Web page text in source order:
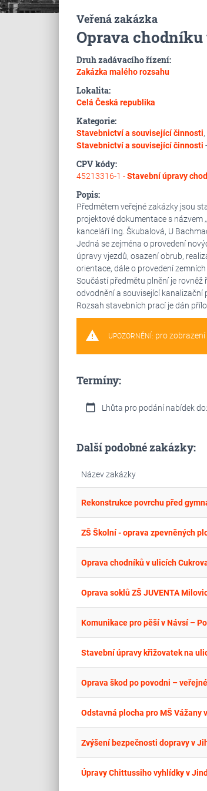
Veřená zakázka
Oprava
Druh zadávacího řízení:
Zakázka malého rozsahu
Lokalita:
Celá Česká republika
Kategorie:
Stavebnictví a související činnosti,
Stavebnictví a související činnosti
CPV kódy:
45213316-1 -Stavební úpravy
Popis:
Předmětem veřejné zakázky jsou
projektové dokumentace s názvem
kanceláří Ing. Škubalová, U
Jedná se zejména o provedení
úpravy vjezdů, osazení obrub,
orientace, dále o provedení
Součástí předmětu plnění je rovněž
odvodnění a související kanalizační
Rozsah stavebních prací je dán
warning UPOZORNĚNÍ: pro
Termíny:
calendar_today Lhůta pro podání nabídek do:
Další podobné zakázky:
Název zakázky
Rekonstrukce povrchu před
ZŠ Školní - oprava zpevněných
Oprava chodníků v ulicích
Oprava soklů ZŠ JUVENTA
Komunikace pro pěší v Návsí –
Stavební úpravy křižovatek na
Oprava škod po povodni –
Odstavná plocha pro MŠ Vážany
Zvýšení bezpečnosti dopravy v
Úpravy Chittussiho vyhlídky v